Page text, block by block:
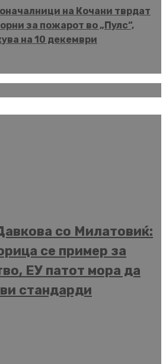
на Кочани тврдат
за пожарот во „Пулс“,
на 10 декември
со Милатовиќ:
се пример за
ЕУ патот мора да
стандарди